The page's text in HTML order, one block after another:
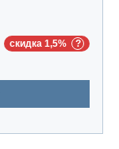
скидка 1,5%